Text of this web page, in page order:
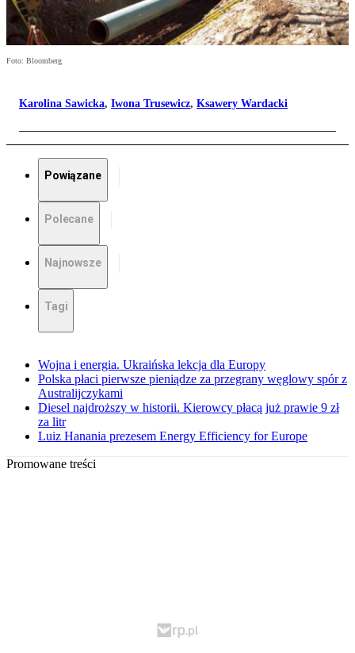
Foto: Bloomberg
Karolina Sawicka, Iwona Trusewicz, Ksawery Wardacki
Powiązane
Polecane
Najnowsze
Tagi
Wojna i energia. Ukraińska lekcja dla Europy
Polska płaci pierwsze pieniądze za przegrany węglowy spór z
Australijczykami
Diesel najdroższy w historii. Kierowcy płacą już prawie 9 zł
za litr
Luiz Hanania prezesem Energy Efficiency for Europe
Promowane treści